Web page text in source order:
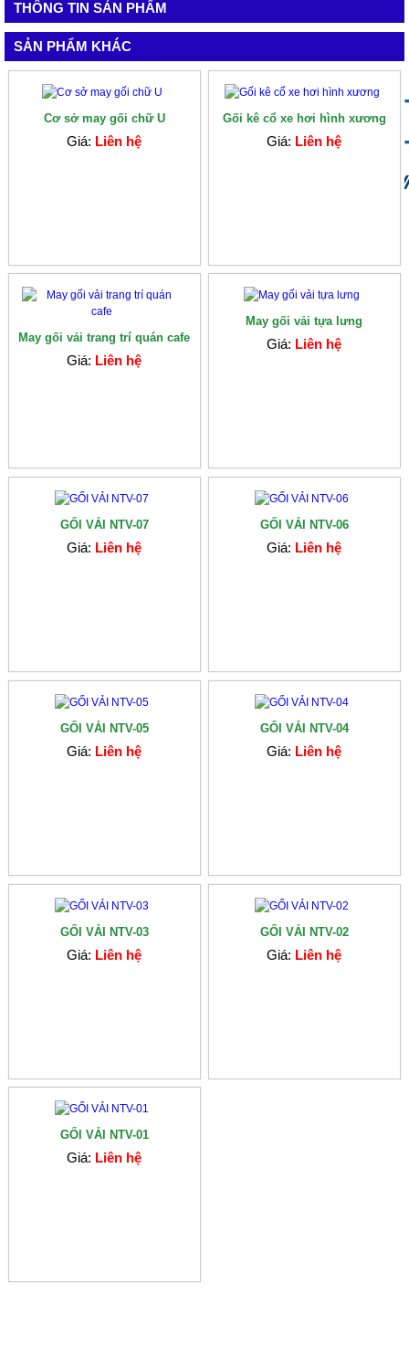
THÔNG TIN SẢN PHẨM
SẢN PHẨM KHÁC
Cơ sở may gối chữ U
Giá: Liên hệ
Gối kê cổ xe hơi hình xương
Giá: Liên hệ
May gối vải trang trí quán cafe
Giá: Liên hệ
May gối vải tựa lưng
Giá: Liên hệ
GỐI VẢI NTV-07
Giá: Liên hệ
GỐI VẢI NTV-06
Giá: Liên hệ
GỐI VẢI NTV-05
Giá: Liên hệ
GỐI VẢI NTV-04
Giá: Liên hệ
GỐI VẢI NTV-03
Giá: Liên hệ
GỐI VẢI NTV-02
Giá: Liên hệ
GỐI VẢI NTV-01
Giá: Liên hệ